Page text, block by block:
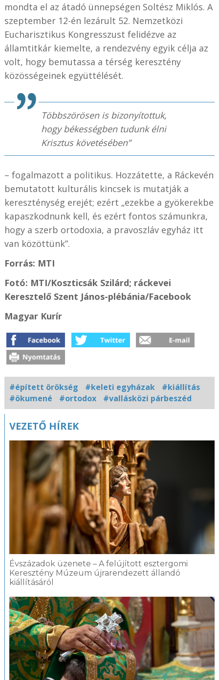
mondta el az átadó ünnepségen Soltész Miklós. A
szeptember 12-én lezárult 52. Nemzetközi
Eucharisztikus Kongresszust felidézve az
államtitkár kiemelte, a rendezvény egyik célja az
volt, hogy bemutassa a térség keresztény
közösségeinek együttélését.
Többszörösen is bizonyítottuk,
hogy békességben tudunk élni
Krisztus követésében”
– fogalmazott a politikus. Hozzátette, a Ráckevén
bemutatott kulturális kincsek is mutatják a
kereszténység erejét; ezért „ezekbe a gyökerekbe
kapaszkodnunk kell, és ezért fontos számunkra,
hogy a szerb ortodoxia, a pravoszláv egyház itt
van közöttünk”.
Forrás: MTI
Fotó: MTI/Koszticsák Szilárd; ráckevei
Keresztelő Szent János-plébánia/Facebook
Magyar Kurír
#épített örökség #keleti egyházak
#kiállítás
#ökumené
#ortodox #vallásközi párbeszéd
Kapcsolódó
VEZETŐ HÍREK
Évszázadok üzenete – A felújított esztergomi
Keresztény Múzeum újrarendezett állandó
kiállításáról